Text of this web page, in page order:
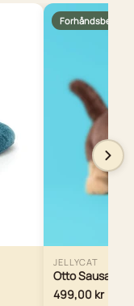
JELLYCAT
Otto Sausage
499,00 kr